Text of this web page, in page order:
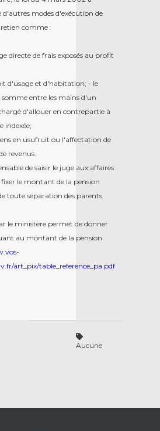
modes d'exécution de
comme :
directe de frais exposés au profit
d'usage et d'habitation; - le
entre les mains d'un
d'allouer en contrepartie à
indexée;
en usufruit ou l'affectation de
revenus.
de saisir le juge aux affaires
le montant de la pension
toute séparation des parents.
le ministère permet de donner
au montant de la pension
art_pix/table_reference_pa.pdf
Aucune